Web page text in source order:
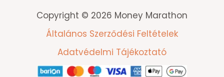
Copyright © 2026 Money Marathon
Általános Szerződési Feltételek
Adatvédelmi Tájékoztató